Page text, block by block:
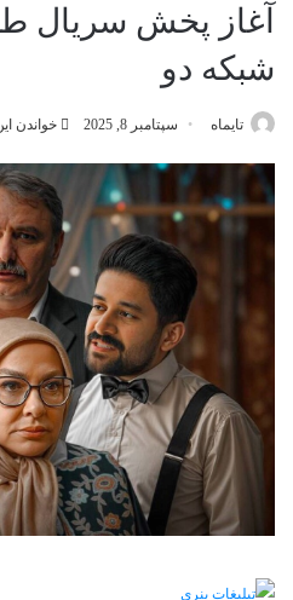
آغاز پخش سریال
شبکه دو
تایماه سپتامبر 8, 2025 خواندن این مطلب 1